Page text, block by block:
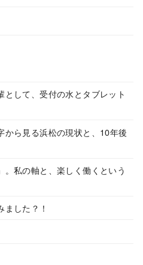
して、受付の水とタブレット
ら見る浜松の現状と、10年後
私の軸と、楽しく働くという
した？！